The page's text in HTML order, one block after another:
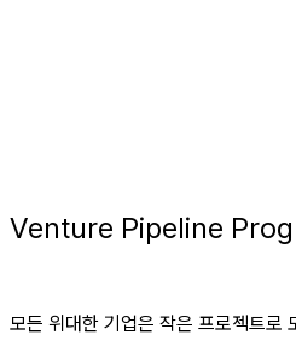
Venture Pipeline
모든 위대한 기업은 작은 프로젝트로